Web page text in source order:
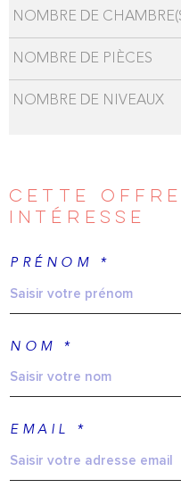
NOMBRE DE
NOMBRE DE PIÈCES
NOMBRE DE NIVEAUX
CETTE OFFRE
INTÉRESSE
PRÉNOM *
NOM *
EMAIL *